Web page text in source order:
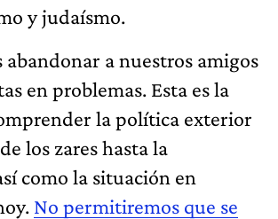
y judaísmo.
abandonar a nuestros amigos
en problemas. Esta es la
la política exterior
los zares hasta la
como la situación en
No permitiremos que se